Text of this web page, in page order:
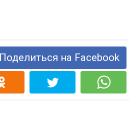
Поделиться на Facebook